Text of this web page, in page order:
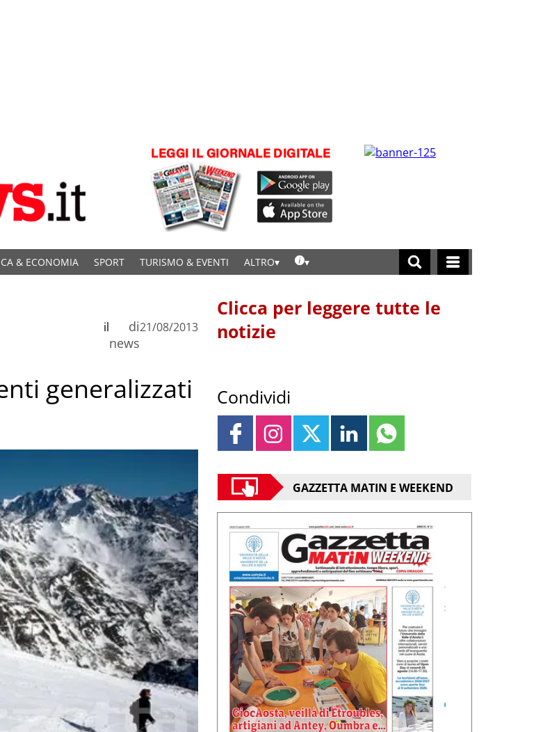
& ECONOMIA SPORT TURISMO & EVENTI ALTRO
di
news
il 21/08/2013
generalizzati
Clicca per leggere tutte le
notizie
Condividi
GAZZETTA MATIN E WEEKEND